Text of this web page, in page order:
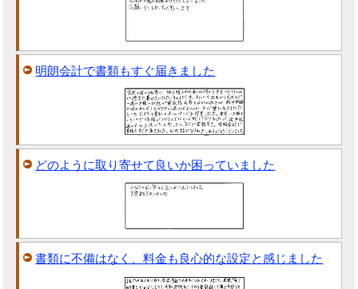
明朗会計で書類もすぐ届きました
どのように取り寄せて良いか困っていました
書類に不備はなく、料金も良心的な設定と感じました